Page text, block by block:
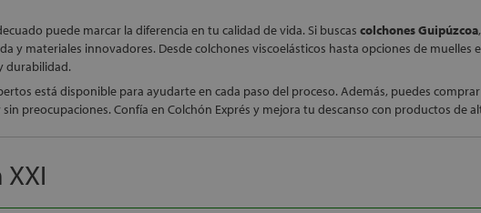
puede marcar la diferencia en tu calidad de vida. Si buscas colchones Guipúzcoa
materiales innovadores. Desde colchones viscoelásticos hasta opciones de muelles
durabilidad.
está disponible para ayudarte en cada paso del proceso. Además, puedes
preocupaciones. Confía en Colchón Exprés y mejora tu descanso con productos de